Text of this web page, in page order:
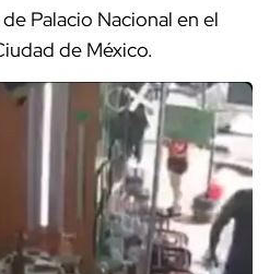
Palacio Nacional en el
de México.